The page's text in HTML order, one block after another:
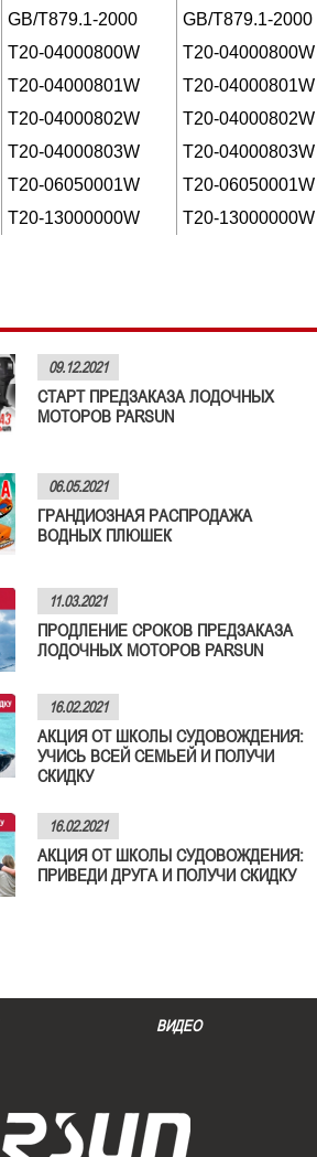
GB/T879.1-2000 GB/T879.1-2000
T20-04000800W T20-
T20-04000801W T20-
T20-04000802W T20-
T20-04000803W T20-
T20-06050001W T20-
T20-13000000W T20-
09.12.2021
СТАРТ ПРЕДЗАКАЗА ЛОДОЧНЫХ
МОТОРОВ PARSUN
06.05.2021
ГРАНДИОЗНАЯ РАСПРОДАЖА
ВОДНЫХ ПЛЮШЕК
11.03.2021
ПРОДЛЕНИЕ СРОКОВ ПРЕДЗАКАЗА
ЛОДОЧНЫХ МОТОРОВ PARSUN
16.02.2021
АКЦИЯ ОТ ШКОЛЫ СУДОВОЖДЕНИЯ:
УЧИСЬ ВСЕЙ СЕМЬЕЙ И ПОЛУЧИ
СКИДКУ
16.02.2021
АКЦИЯ ОТ ШКОЛЫ СУДОВОЖДЕНИЯ:
ПРИВЕДИ ДРУГА И ПОЛУЧИ СКИДКУ
ВИДЕО